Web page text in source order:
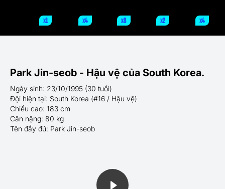
x1 x4 x8 x2 x4
Park Jin-seob - Hậu vệ của South Korea.
Ngày sinh: 23/10/1995 (30 tuổi)
Đội hiện tại: South Korea (#16 / Hậu vệ)
Chiều cao: 183 cm
Cân nặng: 80 kg
Tên đầy đủ: Park Jin-seob